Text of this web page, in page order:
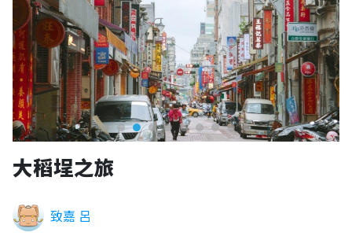
大稻埕之旅
致嘉 呂